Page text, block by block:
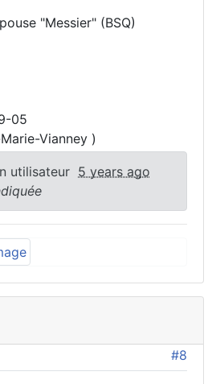
"Messier" (BSQ)
05
Vianney )
utilisateur 5 years ago
#8